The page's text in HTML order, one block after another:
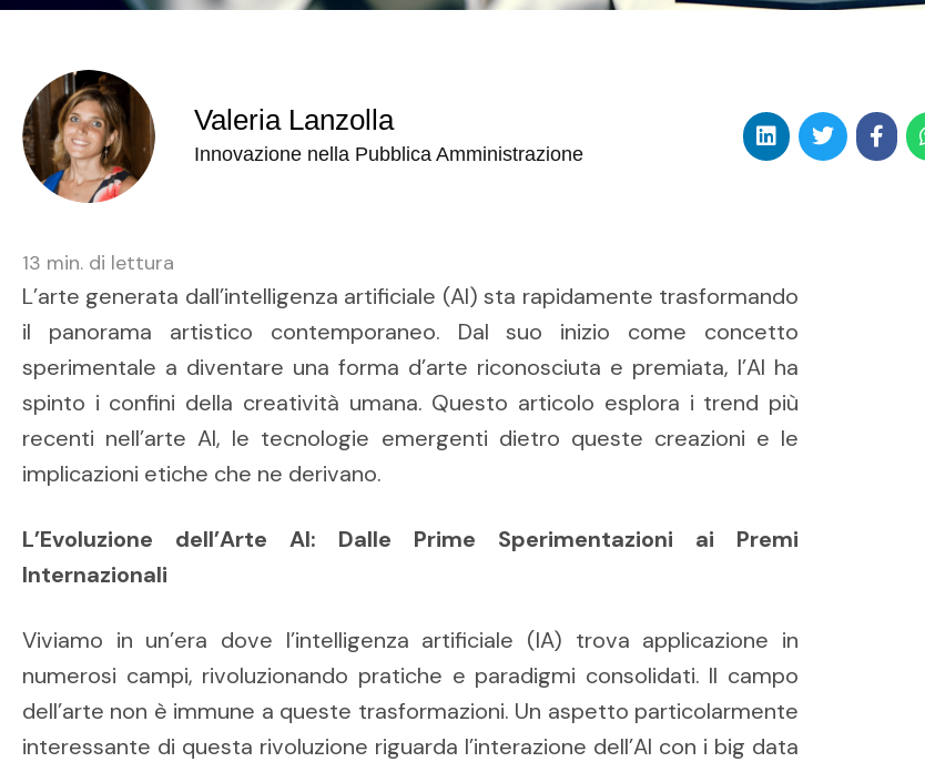
Valeria Lanzolla
Innovazione nella Pubblica Amministrazione
13 min. di lettura
L’arte generata dall’intelligenza artificiale (AI) sta rapidamente trasformando
il panorama artistico contemporaneo. Dal suo inizio come concetto
sperimentale a diventare una forma d’arte riconosciuta e premiata, l’AI ha
spinto i confini della creatività umana. Questo articolo esplora i trend più
recenti nell’arte AI, le tecnologie emergenti dietro queste creazioni e le
implicazioni etiche che ne derivano.
L’Evoluzione dell’Arte AI: Dalle Prime Sperimentazioni ai Premi
Internazionali
Viviamo in un’era dove l’intelligenza artificiale (IA) trova applicazione in
numerosi campi, rivoluzionando pratiche e paradigmi consolidati. Il campo
dell’arte non è immune a queste trasformazioni. Un aspetto particolarmente
interessante di questa rivoluzione riguarda l’interazione dell’AI con i big data